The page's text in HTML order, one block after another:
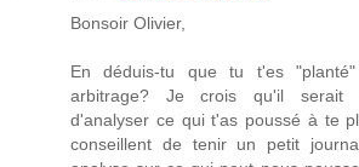
Bonsoir Olivier,
En déduis-tu que tu t'es
arbitrage? Je crois qu'il serait
d'analyser ce qui t'as poussé à te
conseillent de tenir un petit